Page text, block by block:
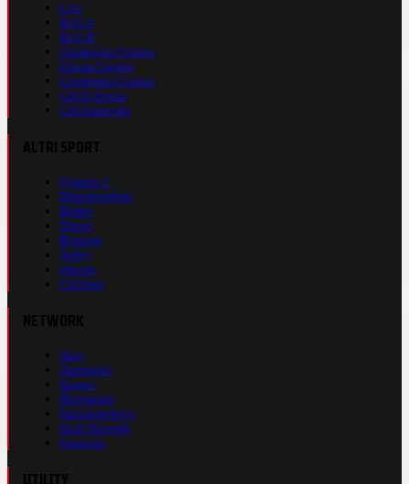
Live
Serie A
Serie B
Champions League
Europa League
Conference League
Calcio Estero
Calciomercato
Formula 1
Motomondiale
Basket
Tennis
Running
Volley
eSports
Ciclismo
Auto
Autosprint
Inmoto
Motosprint
Guerinsportivo
Sport Network
Fantacup